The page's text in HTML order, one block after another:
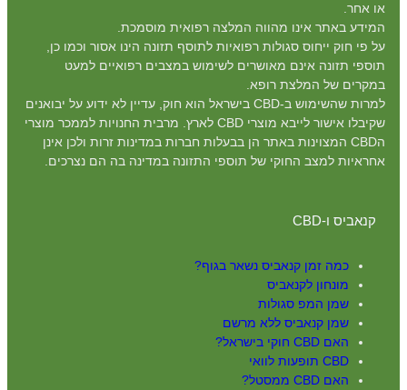
או אחר.
המידע באתר אינו מהווה המלצה רפואית מוסמכת.
על פי חוק ייחוס סגולות רפואיות לתוסף תזונה הינו אסור וכמו כן,
תוספי תזונה אינם מאושרים לשימוש במצבים רפואיים למעט
במקרים של המלצת רופא.
למרות שהשימוש ב-CBD בישראל הוא חוק, עדיין לא ידוע על יבואנים
שקיבלו אישור לייבא מוצרי CBD לארץ. מרבית החנויות לממכר מוצרי
הCBD המצוינות באתר הן בבעלות חברות במדינות זרות ולכן אינן
אחראיות למצב החוקי של תוספי התזונה במדינה בה הם נצרכים.
קנאביס ו-CBD
כמה זמן קנאביס נשאר בגוף?
מונחון לקנאביס
שמן המפ סגולות
שמן קנאביס ללא מרשם
האם CBD חוקי בישראל?
CBD תופעות לוואי
האם CBD ממסטל?